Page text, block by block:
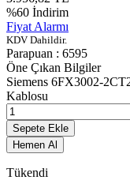
%60 İndirim
Fiyat Alarmı
KDV Dahildir.
Parapuan : 6595
Öne Çıkan Bilgiler
Siemens 6FX3002-
Kablosu
Sepete Ekle
Hemen Al
Tükendi